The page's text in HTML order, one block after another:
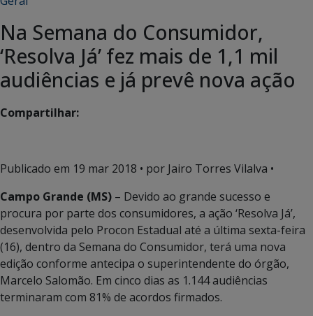
Na Semana do Consumidor,
‘Resolva Já’ fez mais de 1,1 mil
audiências e já prevê nova ação
Compartilhar:
Publicado em 19 mar 2018 • por Jairo Torres Vilalva •
Campo Grande (MS) – Devido ao grande sucesso e
procura por parte dos consumidores, a ação ‘Resolva Já’,
desenvolvida pelo Procon Estadual até a última sexta-feira
(16), dentro da Semana do Consumidor, terá uma nova
edição conforme antecipa o superintendente do órgão,
Marcelo Salomão. Em cinco dias as 1.144 audiências
terminaram com 81% de acordos firmados.